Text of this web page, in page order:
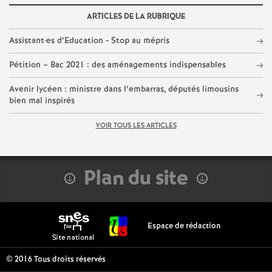
s
T
o
u
s
ARTICLES DE LA RUBRIQUE
Assistant·es d’Education - Stop au mépris
Pétition – Bac 2021 : des aménagements indispensables
Avenir lycéen : ministre dans l’embarras, députés limousins
bien mal inspirés
VOIR TOUS LES ARTICLES
Plan du site
Espace de rédaction
© 2016 Tous droits réservés